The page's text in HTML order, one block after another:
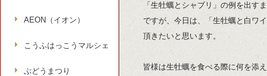
「生牡蠣とシャブリ」の例を出す
ですが、今日は、「生牡蠣と白ワ
頂きたいと思います。
皆様は生牡蠣を食べる際に何を添
AEON（イオン）
こうふはっこうマルシェ
ぶどうまつり